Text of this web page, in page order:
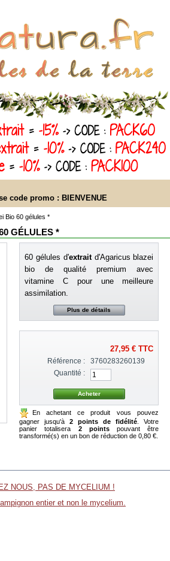
code promo : BIENVENUE
Bio 60 gélules *
GÉLULES *
60 gélules d'extraitd'Agaricus blazei
bio de qualité premium avec
vitamine C pour une meilleure
assimilation.
Plus de détails
27,95 €TTC
Référence :
3760283260139
Quantité :
En achetant ce produit vous pouvez
gagner jusqu'à2 points de fidélité . Votre
panier totalisera 2 pointspouvant être
transformé(s) en un bon de réduction de 0,80 €.
NOUS, PAS DE MYCELIUM !
entier et non le mycelium.